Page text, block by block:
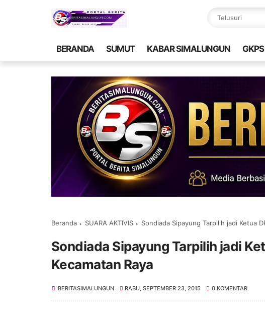
BERANDA SUMUT KABAR SIMALUNGUN GKPS
Beranda SUARA AKTIVIS Sondiada Sipayung Tarpilih jadi Ketua
Sondiada Sipayung Tarpilih jadi
Kecamatan Raya
BERITASIMALUNGUN RABU, SEPTEMBER 23, 2015 0 KOMENTAR